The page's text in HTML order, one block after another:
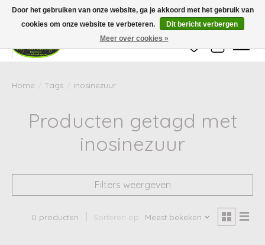
Wij zijn gesloten van 24 december tot en met 25 januari. Houd er rekening mee
dat de levertijd van uw bestelling in deze periode langer kan zijn dan
gebruikelijk.
Verlanglijst
Home Tags inosinezuur
Producten getagd met
inosinezuur
Filters weergeven
0 producten Sorteren op Meest bekeken
Door het gebruiken van onze website, ga je akkoord met het gebruik van
cookies om onze website te verbeteren.
Dit bericht verbergen
Meer over cookies »